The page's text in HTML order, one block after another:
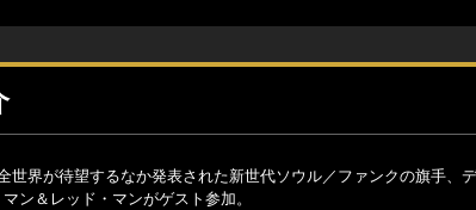
世界が待望するなか発表された新世代ソウル／ファンクの旗手、
ン＆レッド・マンがゲスト参加。